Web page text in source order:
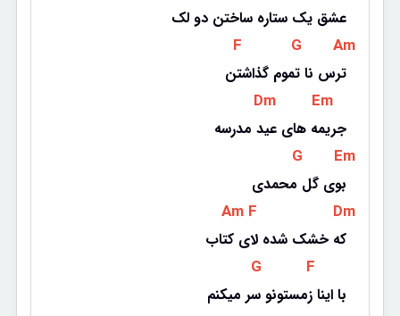
عشق یک ستاره ساختن دو لک
F G Am
ترس نا تموم گذاشتن
Dm Em
جریمه های عید مدرسه
G Em
بوی گل محمدی
Am F Dm
که خشک شده لای کتاب
G F
با اینا زمستونو سر میکنم